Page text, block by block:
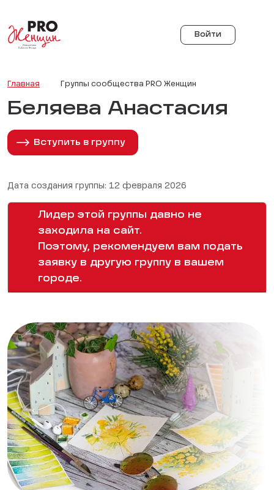
Войти
Главная Группы сообщества PRO Женщин
Беляева Анастасия
Вступить в группу
Дата создания группы: 12 февраля 2026
Лидер этой группы давно не
заходила на сайт.
Поэтому, рекомендуем вам подать
заявку в другую группу в вашем
городе.